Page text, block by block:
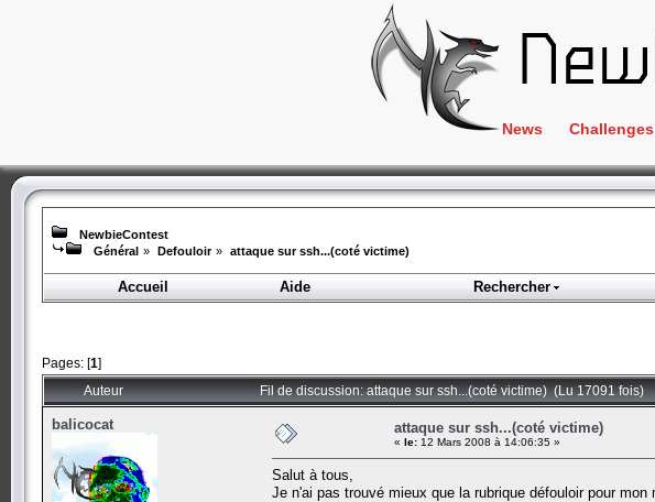
News Challenges
Tous
NewbieContest
Général » Defouloir » attaque sur ssh...(coté victime)
Accueil
Aide Rechercher
Pages: [1]
Auteur Fil de discussion: attaque sur ssh...(coté victime) (Lu 17091 fois)
balicocat attaque sur ssh...(coté victime)
« le: 12 Mars 2008 à 14:06:35 »
Salut à tous,
Je n'ai pas trouvé mieux que la rubrique défouloir pour mon